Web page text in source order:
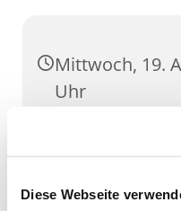
Diese Webseite
Mittwoch, 19.
Uhr
Cruciskirche,